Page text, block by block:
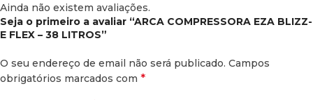
Ainda não existem avaliações.
Seja o primeiro a avaliar “ARCA COMPRESSORA EZA BLIZZ-
E FLEX – 38 LITROS”
O seu endereço de email não será publicado. Campos
obrigatórios marcados com *